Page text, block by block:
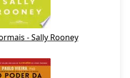
- Sally Rooney